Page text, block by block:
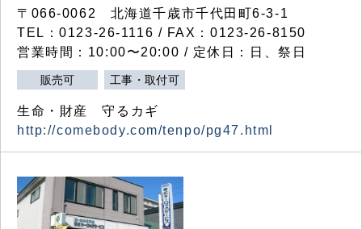
〒066-0062 北海道千歳市千代田町6-3-1
TEL：0123-26-1116 / FAX：0123-26-8150
営業時間：10:00〜20:00 / 定休日：日、祭日
販売可 工事・取付可
生命・財産 守るカギ
http://comebody.com/tenpo/pg47.html